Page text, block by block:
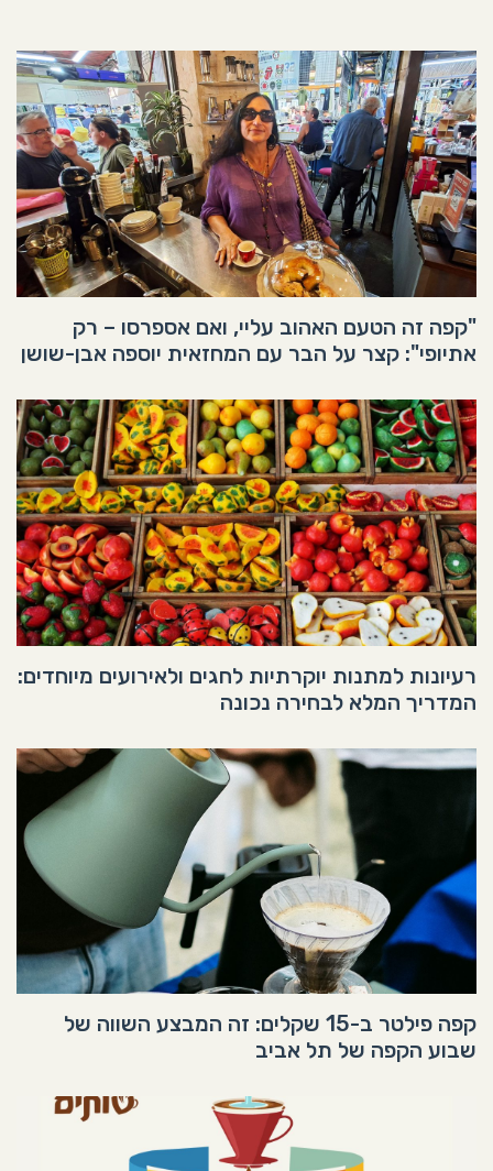
"קפה זה הטעם האהוב עליי, ואם אספרסו – רק
אתיופי": קצר על הבר עם המחזאית יוספה אבן-שושן
רעיונות למתנות יוקרתיות לחגים ולאירועים מיוחדים:
המדריך המלא לבחירה נכונה
קפה פילטר ב-15 שקלים: זה המבצע השווה של
שבוע הקפה של תל אביב